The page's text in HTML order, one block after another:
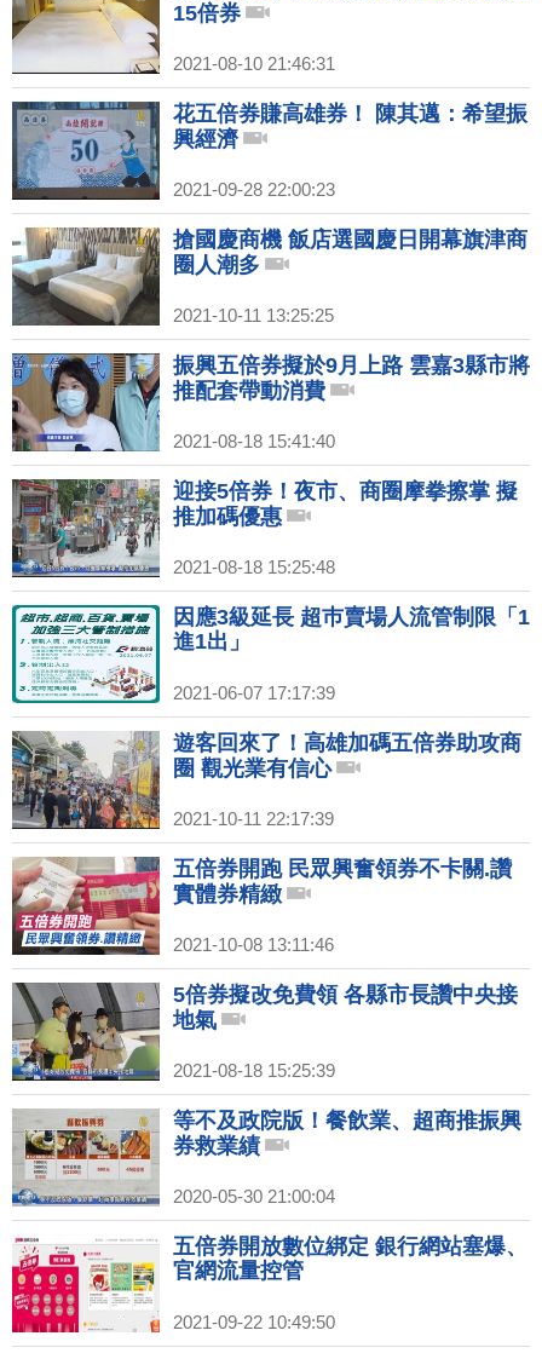
15倍券
2021-08-10 21:46:31
花五倍券賺高雄券！ 陳其邁：希望振
興經濟
2021-09-28 22:00:23
搶國慶商機 飯店選國慶日開幕旗津商
圈人潮多
2021-10-11 13:25:25
振興五倍券擬於9月上路 雲嘉3縣市將
推配套帶動消費
2021-08-18 15:41:40
迎接5倍券！夜市、商圈摩拳擦掌 擬
推加碼優惠
2021-08-18 15:25:48
因應3級延長 超巿賣場人流管制限「1
進1出」
2021-06-07 17:17:39
遊客回來了！高雄加碼五倍券助攻商
圈 觀光業有信心
2021-10-11 22:17:39
五倍券開跑 民眾興奮領券不卡關.讚
實體券精緻
2021-10-08 13:11:46
5倍券擬改免費領 各縣市長讚中央接
地氣
2021-08-18 15:25:39
等不及政院版！餐飲業、超商推振興
券救業績
2020-05-30 21:00:04
五倍券開放數位綁定 銀行網站塞爆、
官網流量控管
2021-09-22 10:49:50